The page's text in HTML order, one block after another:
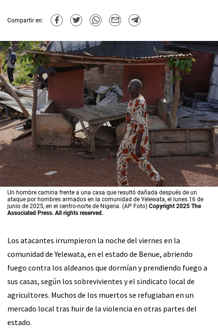
Compartir en:
Un hombre camina frente a una casa que resultó dañada después de un
ataque por hombres armados en la comunidad de Yelewata, el lunes 16 de
junio de 2025, en el centro-norte de Nigeria. (AP Foto) Copyright 2025 The
Associated Press. All rights reserved.
Los atacantes irrumpieron la noche del viernes en la
comunidad de Yelewata, en el estado de Benue, abriendo
fuego contra los aldeanos que dormían y prendiendo fuego a
sus casas, según los sobrevivientes y el sindicato local de
agricultores. Muchos de los muertos se refugiaban en un
mercado local tras huir de la violencia en otras partes del
estado.